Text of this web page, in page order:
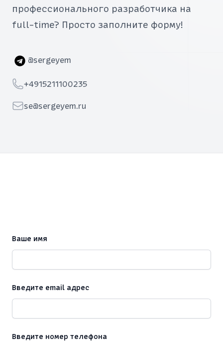
профессионального разработчика на
full-time? Просто заполните форму!
Telegram
@sergeyem
Telephone
+4915211100235
Emailse@sergeyem.ru
Ваше имя
Введите email адрес
Введите номер телефона